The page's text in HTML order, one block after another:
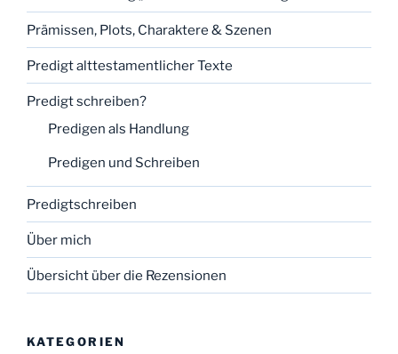
Prämissen, Plots, Charaktere & Szenen
Predigt alttestamentlicher Texte
Predigt schreiben?
Predigen als Handlung
Predigen und Schreiben
Predigtschreiben
Über mich
Übersicht über die Rezensionen
KATEGORIEN